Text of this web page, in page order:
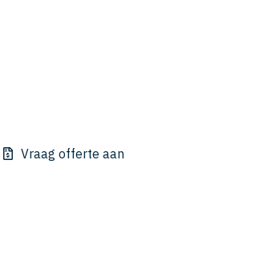
Vraag offerte aan